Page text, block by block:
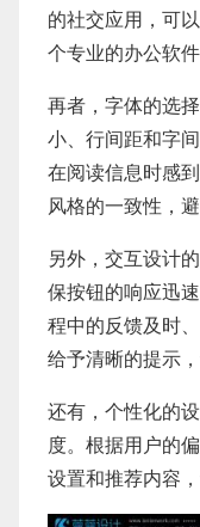
的社交应用，可
个专业的办公软
再者，字体的选
小、行间距和字
在阅读信息时感
风格的一致性，
另外，交互设计
保按钮的响应迅
程中的反馈及时
给予清晰的提示
还有，个性化的
度。根据用户的
设置和推荐内容